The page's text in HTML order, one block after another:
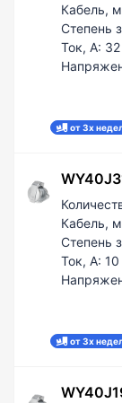
Кабель,
Степень
Ток, А: 32
от 3х
Кабель,
Степень
Ток, А: 10
от 3х